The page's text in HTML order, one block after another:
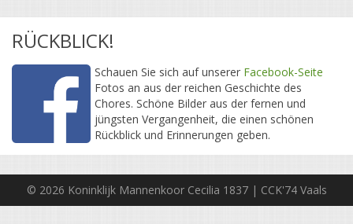
RÜCKBLICK!
Schauen Sie sich auf unserer Facebook-Seite
Fotos an aus der reichen Geschichte des
Chores. Schöne Bilder aus der fernen und
jüngsten Vergangenheit, die einen schönen
Rückblick und Erinnerungen geben.
© 2026 Koninklijk Mannenkoor Cecilia 1837 | CCK'74 Vaals